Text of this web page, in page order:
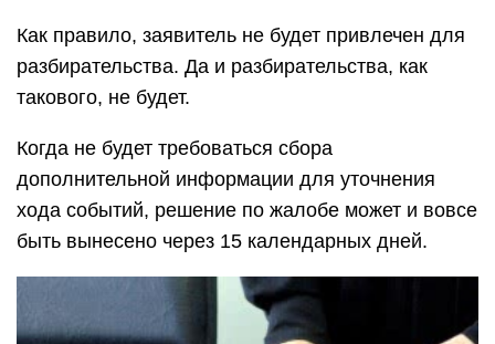
Как правило, заявитель не будет привлечен для
разбирательства. Да и разбирательства, как
такового, не будет.
Когда не будет требоваться сбора
дополнительной информации для уточнения
хода событий, решение по жалобе может и вовсе
быть вынесено через 15 календарных дней.